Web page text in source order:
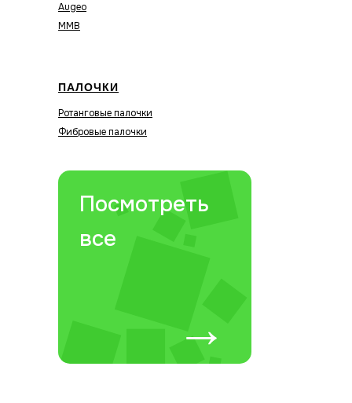
Augeo
MMB
ПАЛОЧКИ
Ротанговые палочки
Фибровые палочки
Посмотреть
все
→